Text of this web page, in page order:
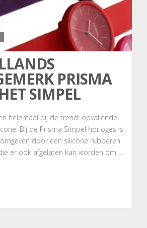
PRISMA
SIMPEL
helemaal bij de trend: opvallende
Bij de Prisma Simpel horloges is
door een silicone rubberen
er ook afgelaten kan worden om …